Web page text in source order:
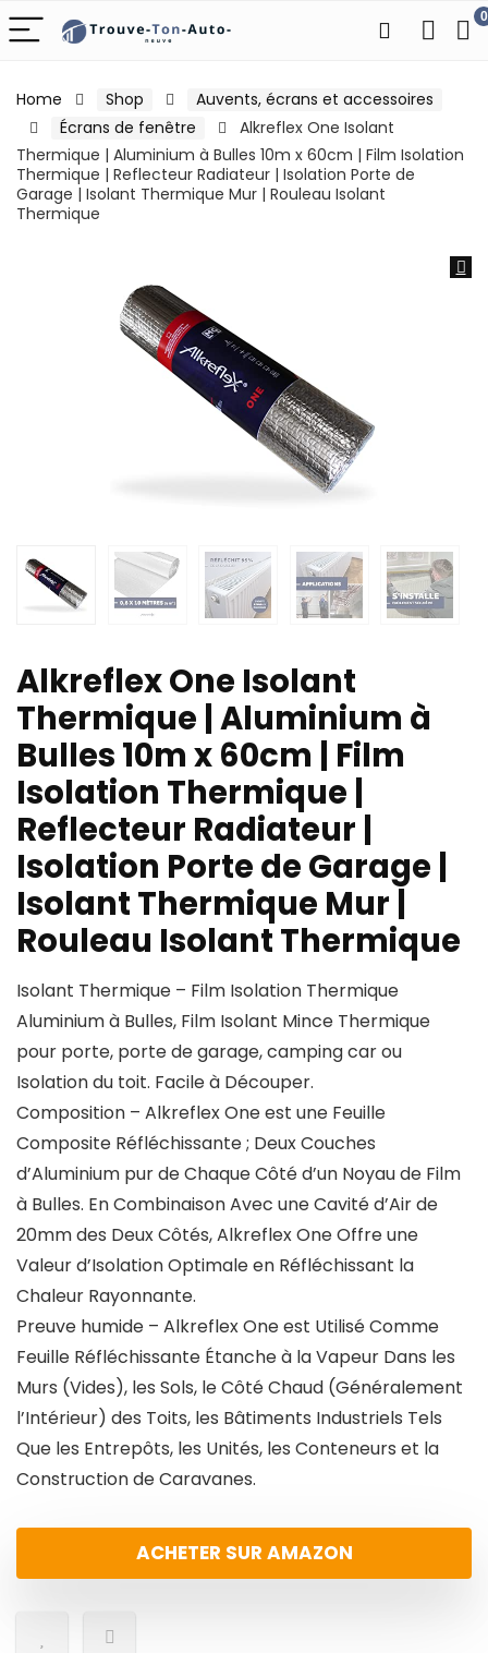
0
Home Shop
Auvents, écrans et accessoires
Écrans de fenêtre
Alkreflex One Isolant
Thermique | Aluminium à Bulles 10m x 60cm | Film Isolation
Thermique | Reflecteur Radiateur | Isolation Porte de
Garage | Isolant Thermique Mur | Rouleau Isolant
Thermique
Alkreflex One Isolant
Thermique | Aluminium à
Bulles 10m x 60cm | Film
Isolation Thermique |
Reflecteur Radiateur |
Isolation Porte de Garage |
Isolant Thermique Mur |
Rouleau Isolant Thermique
Isolant Thermique – Film Isolation Thermique
Aluminium à Bulles, Film Isolant Mince Thermique
pour porte, porte de garage, camping car ou
Isolation du toit. Facile à Découper.
Composition – Alkreflex One est une Feuille
Composite Réfléchissante ; Deux Couches
d’Aluminium pur de Chaque Côté d’un Noyau de Film
à Bulles. En Combinaison Avec une Cavité d’Air de
20mm des Deux Côtés, Alkreflex One Offre une
Valeur d’Isolation Optimale en Réfléchissant la
Chaleur Rayonnante.
Preuve humide – Alkreflex One est Utilisé Comme
Feuille Réfléchissante Étanche à la Vapeur Dans les
Murs (Vides), les Sols, le Côté Chaud (Généralement
l’Intérieur) des Toits, les Bâtiments Industriels Tels
Que les Entrepôts, les Unités, les Conteneurs et la
Construction de Caravanes.
ACHETER SUR AMAZON